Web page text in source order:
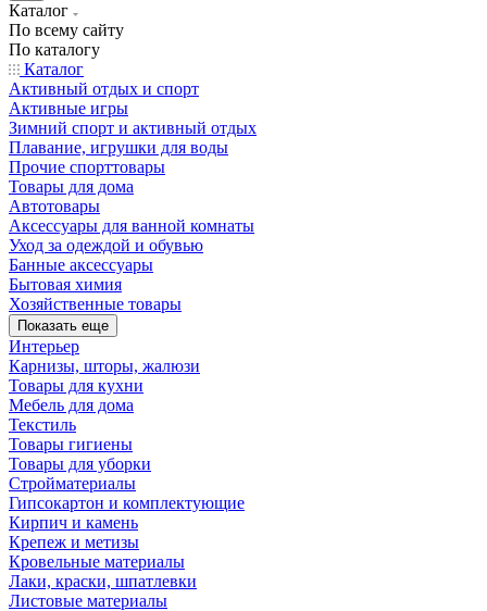
Каталог
По всему сайту
По каталогу
Каталог
Активный отдых и спорт
Активные игры
Зимний спорт и активный отдых
Плавание, игрушки для воды
Прочие спорттовары
Товары для дома
Автотовары
Аксессуары для ванной комнаты
Уход за одеждой и обувью
Банные аксессуары
Бытовая химия
Хозяйственные товары
Показать еще
Интерьер
Карнизы, шторы, жалюзи
Товары для кухни
Мебель для дома
Текстиль
Товары гигиены
Товары для уборки
Стройматериалы
Гипсокартон и комплектующие
Кирпич и камень
Крепеж и метизы
Кровельные материалы
Лаки, краски, шпатлевки
Листовые материалы